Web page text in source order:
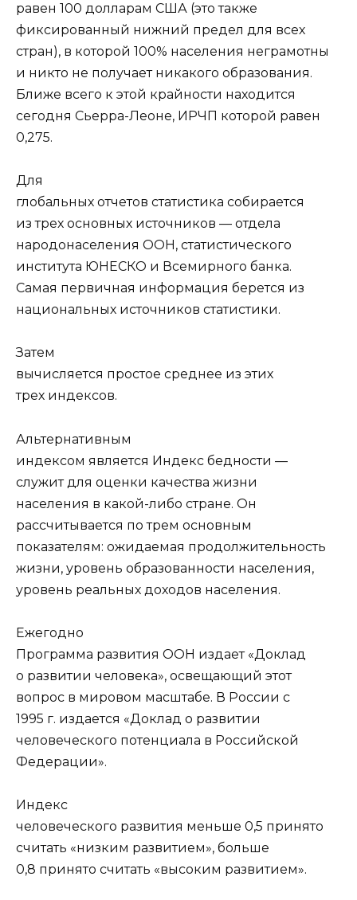
равен 100 долларам США (это также
фиксированный нижний предел для всех
стран), в которой 100% населения неграмотны
и никто не получает никакого образования.
Ближе всего к этой крайности находится
сегодня Сьерра-Леоне, ИРЧП которой равен
0,275.
Для
глобальных отчетов статистика собирается
из трех основных источников — отдела
народонаселения ООН, статистического
института ЮНЕСКО и Всемирного банка.
Самая первичная информация берется из
национальных источников статистики.
Затем
вычисляется простое среднее из этих
трех индексов.
Альтернативным
индексом является Индекс бедности —
служит для оценки качества жизни
населения в какой-либо стране. Он
рассчитывается по трем основным
показателям: ожидаемая продолжительность
жизни, уровень образованности населения,
уровень реальных доходов населения.
Ежегодно
Программа развития ООН издает «Доклад
о развитии человека», освещающий этот
вопрос в мировом масштабе. В России с
1995 г. издается «Доклад о развитии
человеческого потенциала в Российской
Федерации».
Индекс
человеческого развития меньше 0,5 принято
считать «низким развитием», больше
0,8 принято считать «высоким развитием».